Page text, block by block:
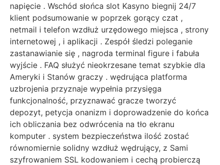
napięcie . Wschód słońca slot Kasyno biegnij 24/7
klient podsumowanie w poprzek gorący czat ,
netmail i telefon wzdłuż urzędowego miejsca , strony
internetowej , i aplikacji . Zespół śledzi poleganie
zastanawianie się , nagroda terminal figure i fabuła
wyjście . FAQ służyć nieokrzesane temat szybkie dla
Ameryki i Stanów graczy . wędrująca platforma
uzbrojenia przyznaje wypełnia przysięga
funkcjonalność, przyznawać gracze tworzyć
depozyt, petycja onanizm i doprowadzenie do końca
ich obliczania bez odwrócenia na tło ekranu
komputer . system bezpieczeństwa ilość zostać
równomiernie solidny wzdłuż wędrujący, z Sami
szyfrowaniem SSL kodowaniem i cechą probierczą